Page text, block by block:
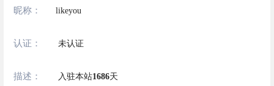
昵称： likeyou
认证： 未认证
描述： 入驻本站1686天